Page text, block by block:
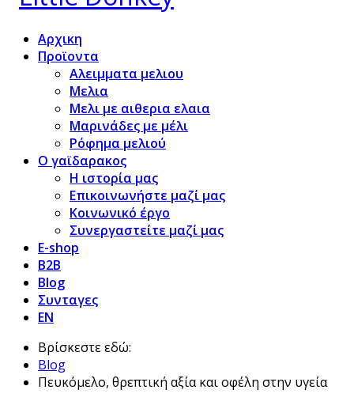
Αρχικη
Προϊoντα
Αλειμματα μελιου
Μελια
Μελι με αιθερια ελαια
Μαρινάδες με μέλι
Ρόφημα μελιού
Ο γαϊδαρακος
Η ιστορία μας
Επικοινωνήστε μαζί μας
Κοινωνικό έργο
Συνεργαστείτε μαζί μας
E-shop
B2B
Blog
Συνταγες
EN
Βρίσκεστε εδώ:
Blog
Πευκόμελο, θρεπτική αξία και οφέλη στην υγεία